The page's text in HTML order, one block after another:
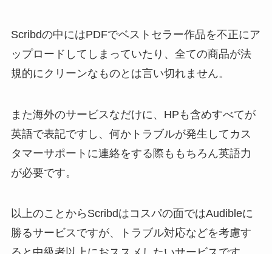
Scribdの中にはPDFでベストセラー作品を不正にア
ップロードしてしまっていたり、全ての商品が法
規的にクリーンなものとは言い切れません。
また海外のサービスなだけに、HPも含めすべてが
英語で表記ですし、何かトラブルが発生してカス
タマーサポートに連絡をする際ももちろん英語力
が必要です。
以上のことからScribdはコスパの面ではAudibleに
勝るサービスですが、トラブル対応などを考慮す